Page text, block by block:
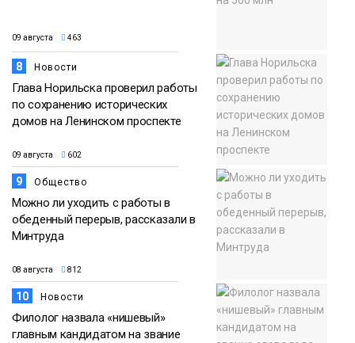
09 августа 463
8 Новости
Глава Норильска проверил работы
по сохранению исторических
домов на Ленинском проспекте
09 августа 602
9 Общество
Можно ли уходить с работы в
обеденный перерыв, рассказали в
Минтруда
08 августа 812
10 Новости
Филолог назвала «нишевый»
главным кандидатом на звание